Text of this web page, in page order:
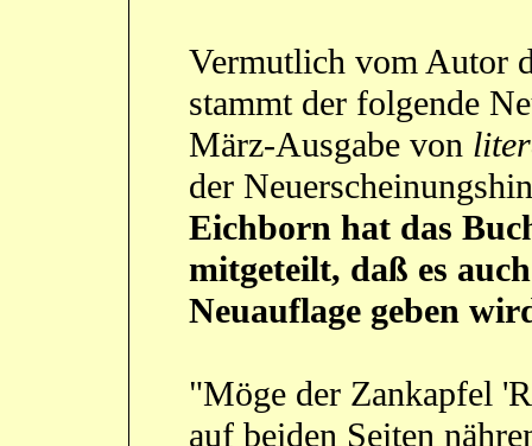
Vermutlich vom Autor
stammt der folgende
März-Ausgabe von
der
Eichborn hat das
mitgeteilt, daß es
Neuauflage geben
"Möge der Zankapfel
auf beiden Seiten